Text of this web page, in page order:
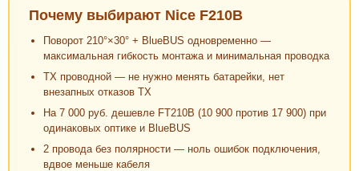
Почему выбирают Nice F210B
Поворот 210°×30° + BlueBUS одновременно —
максимальная гибкость монтажа и минимальная проводка
TX проводной — не нужно менять батарейки, нет
внезапных отказов TX
На 7 000 руб. дешевле FT210B (10 900 против 17 900) при
одинаковых оптике и BlueBUS
2 провода без полярности — ноль ошибок подключения,
вдвое меньше кабеля